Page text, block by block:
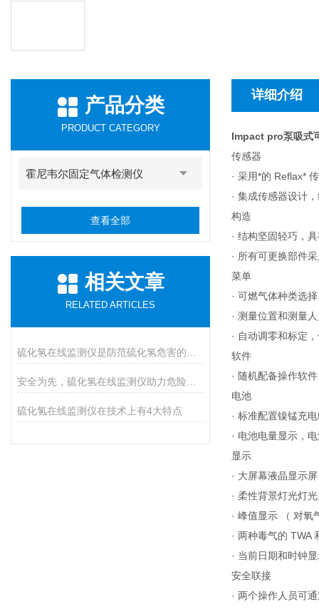
产品分类
PRODUCT CATEGORY
霍尼韦尔固定气体检测仪
查看全部
相关文章
RELATED ARTICLES
硫化氢在线监测仪在技术上有4大特点
详细介绍
Impact pro泵吸式
传感器
· 采用*的 Reflax*
· 集成传感器设计
构造
· 结构坚固轻巧，
· 所有可更换部件
菜单
· 可燃气体种类选
· 测量位置和测量
· 自动调零和标定
软件
· 随机配备操作软
电池
· 标准配置镍锰充
· 电池电量显示，
显示
· 大屏幕液晶显示
· 柔性背景灯光灯
· 峰值显示 （ 对氧
· 两种毒气的 TWA
· 当前日期和时钟
安全联接
· 两个操作人员可